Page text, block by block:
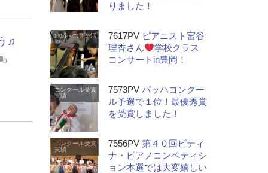
♫
0
りました！
地域への音楽活
動
7617PV ピアニスト宮谷
理香さん
学校クラス
コンサートin豊岡！
コンクール受賞
実績
7573PV バッハコンクー
ル予選で１位！最優秀賞
を受賞しました！
コンクール受賞
実績
7556PV 第４０回ピティ
ナ・ピアノコンペティシ
ョン本選では大変嬉しい